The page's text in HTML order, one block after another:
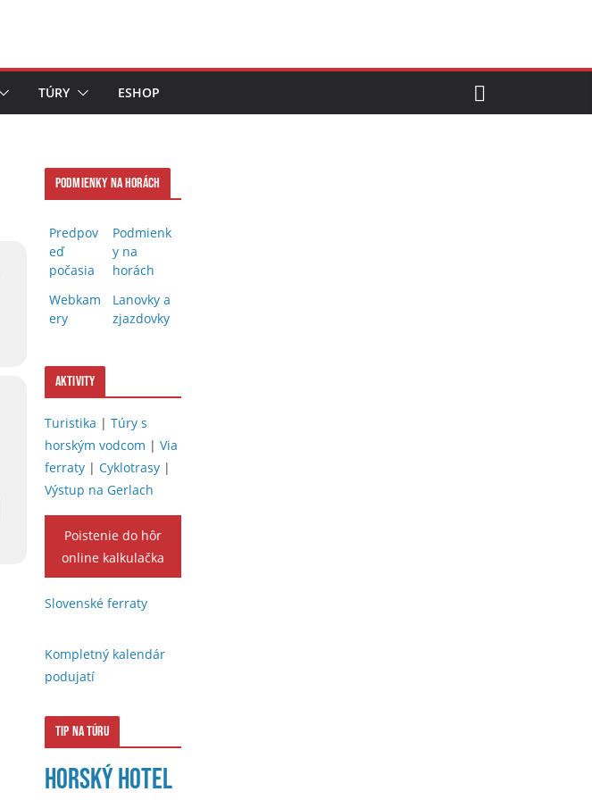
TÚRY ESHOP
Podmienky na horách
Predpov
eď
počasia
Webkam
ery
Podmienk
y na
horách
Lanovky a
zjazdovky
Aktivity
Turistika | Túry s
horským vodcom | Via
ferraty | Cyklotrasy |
Výstup na Gerlach
Poistenie do hôr
online kalkulačka
Slovenské ferraty
Kompletný kalendár
podujatí
Tip na túru
Horský hotel